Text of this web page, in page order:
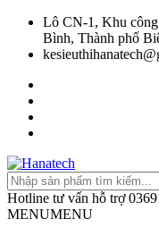
Lô CN-1, Khu
Bình, Thành phố
Hotline tư vấn hỗ trợ
MENUMENU